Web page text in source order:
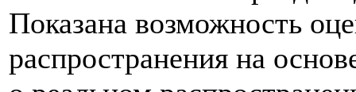
Показана возможность
распространения на